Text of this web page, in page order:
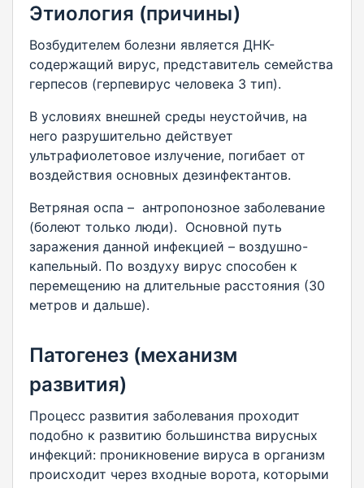
Этиология (причины)
Возбудителем болезни является ДНК-
содержащий вирус, представитель семейства
герпесов (герпевирус человека 3 тип).
В условиях внешней среды неустойчив, на
него разрушительно действует
ультрафиолетовое излучение, погибает от
воздействия основных дезинфектантов.
Ветряная оспа – антропонозное заболевание
(болеют только люди). Основной путь
заражения данной инфекцией – воздушно-
капельный. По воздуху вирус способен к
перемещению на длительные расстояния (30
метров и дальше).
Патогенез (механизм
развития)
Процесс развития заболевания проходит
подобно к развитию большинства вирусных
инфекций: проникновение вируса в организм
происходит через входные ворота, которыми